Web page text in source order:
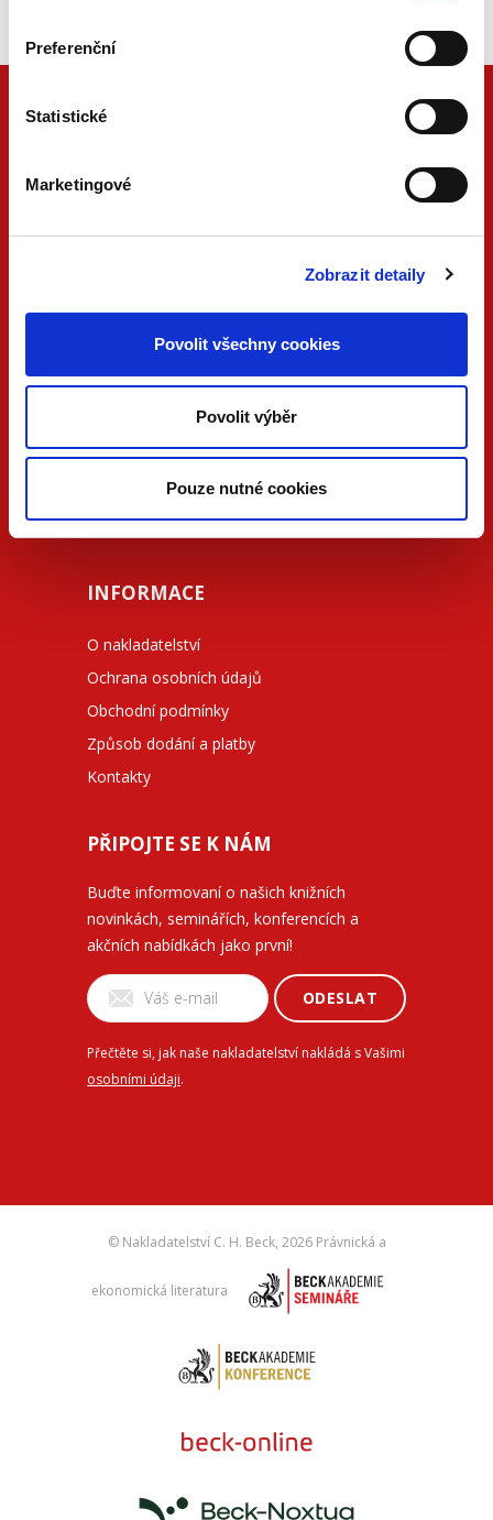
Preferenční
Statistické
Marketingové
Zobrazit detaily
Povolit všechny cookies
Povolit výběr
Pouze nutné cookies
PDF
VERZE
KONTAKTUJTE NÁS
facebook.com/beck.cz
INFORMACE
O nakladatelství
Ochrana osobních údajů
Obchodní podmínky
Způsob dodání a platby
Kontakty
PŘIPOJTE SE K NÁM
Buďte informovaní o našich knižních
novinkách, seminářích, konferencích a
akčních nabídkách jako první!
ODESLAT
Přečtěte si, jak naše nakladatelství nakládá s Vašimi
osobními údaji.
© Nakladatelství C. H. Beck, 2026 Právnická a
ekonomická literatura